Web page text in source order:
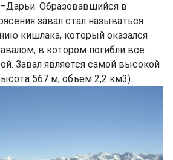
Образовавшийся в
завал стал называться
кишлака, который оказался
в котором погибли все
Завал является самой высокой
567 м, объем 2,2 км3).